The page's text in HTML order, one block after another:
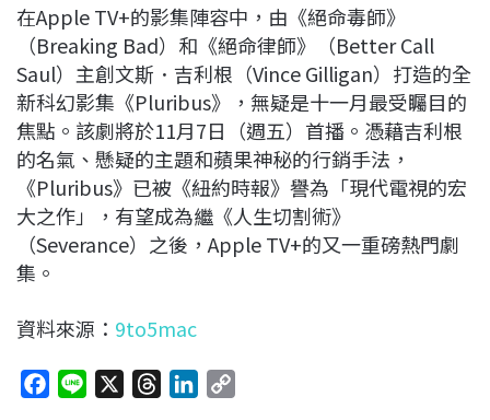
在Apple TV+的影集陣容中，由《絕命毒師》
（Breaking Bad）和《絕命律師》（Better Call
Saul）主創文斯．吉利根（Vince Gilligan）打造的全
新科幻影集《Pluribus》，無疑是十一月最受矚目的
焦點。該劇將於11月7日（週五）首播。憑藉吉利根
的名氣、懸疑的主題和蘋果神秘的行銷手法，
《Pluribus》已被《紐約時報》譽為「現代電視的宏
大之作」，有望成為繼《人生切割術》
（Severance）之後，Apple TV+的又一重磅熱門劇
集。
資料來源： 9to5mac